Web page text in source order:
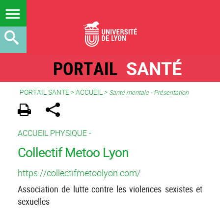
PORTAIL SANTÉ
PORTAIL SANTE>ACCUEIL> Santé mentale - Présentation
ACCUEIL PHYSIQUE -
Collectif Metoo Lyon
https://collectifmetoolyon.com/
Association de lutte contre les violences sexistes et
sexuelles